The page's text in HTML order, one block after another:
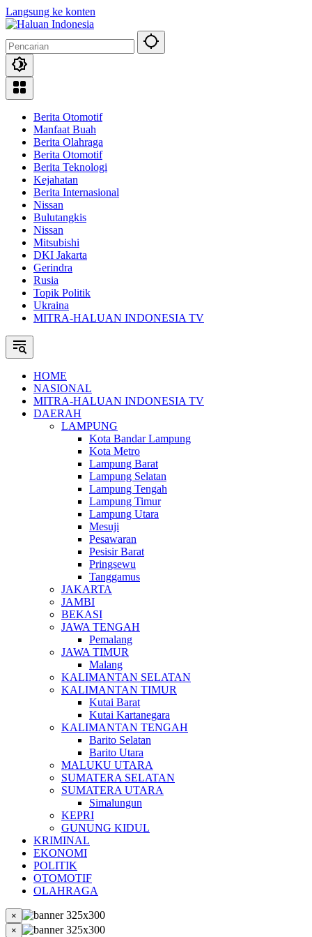
Langsung ke konten
Berita Otomotif
Manfaat Buah
Berita Olahraga
Berita Otomotif
Berita Teknologi
Kejahatan
Berita Internasional
Nissan
Bulutangkis
Nissan
Mitsubishi
DKI Jakarta
Gerindra
Rusia
Topik Politik
Ukraina
MITRA-HALUAN INDONESIA TV
HOME
NASIONAL
MITRA-HALUAN INDONESIA TV
DAERAH
LAMPUNG
Kota Bandar Lampung
Kota Metro
Lampung Barat
Lampung Selatan
Lampung Tengah
Lampung Timur
Lampung Utara
Mesuji
Pesawaran
Pesisir Barat
Pringsewu
Tanggamus
JAKARTA
JAMBI
BEKASI
JAWA TENGAH
Pemalang
JAWA TIMUR
Malang
KALIMANTAN SELATAN
KALIMANTAN TIMUR
Kutai Barat
Kutai Kartanegara
KALIMANTAN TENGAH
Barito Selatan
Barito Utara
MALUKU UTARA
SUMATERA SELATAN
SUMATERA UTARA
Simalungun
KEPRI
GUNUNG KIDUL
KRIMINAL
EKONOMI
POLITIK
OTOMOTIF
OLAHRAGA
×
×